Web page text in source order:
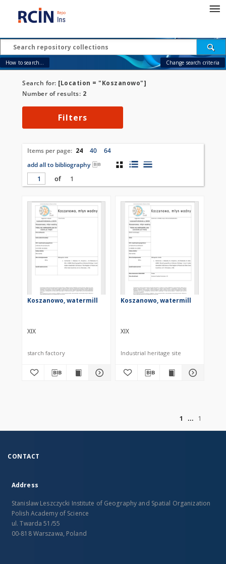
How to search... Change search criteria
Search for: [Location = "Koszanowo"]
Number of results: 2
Filters
Items per page: 24 40
64
add all to bibliography
of
1
Koszanowo, watermill
XIX
starch factory
Koszanowo, watermill
XIX
Industrial heritage site
1
1
CONTACT
Address
Stanislaw Leszczycki Institute of Geography and Spatial Organization
Polish Academy of Science
ul. Twarda 51/55
00-818 Warszawa, Poland